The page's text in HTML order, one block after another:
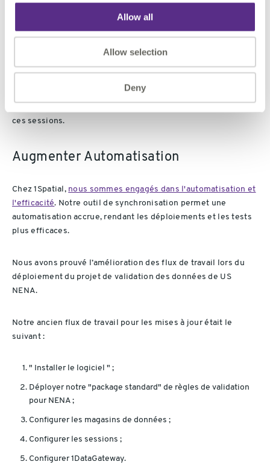
Allow all
Allow selection
Deny
différence entre les soumissions des utilisateurs.
Comme vous pouvez configurer les parties des données
gérées dans 1Integrate qui sont synchronisées, vous pouvez
sélectionner uniquement certains dossiers de projet. En
données et sessions configurés de manière personnalisée, et
ces sessions.
Augmenter Automatisation
Chez 1Spatial, nous sommes engagés dans l'automatisation et
l'efficacité. Notre outil de synchronisation permet une
automatisation accrue, rendant les déploiements et les tests
plus efficaces.
Nous avons prouvé l’amélioration des flux de travail lors du
déploiement du projet de validation des données de US
NENA.
Notre ancien flux de travail pour les mises à jour était le
suivant :
" Installer le logiciel " ;
Déployer notre "package standard" de règles de validation
pour NENA ;
Configurer les magasins de données ;
Configurer les sessions ;
Configurer 1DataGateway.